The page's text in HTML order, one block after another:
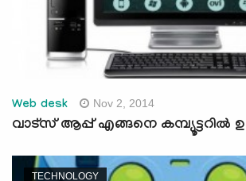
Web desk Nov 2, 2014
വാട്സ് ആപ്പ് എങ്ങനെ കമ്പ്യൂട്ടറില്‍
TECHNOLOGY